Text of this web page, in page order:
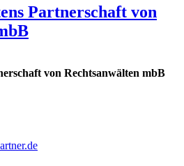
Partnerschaft von
von Rechtsanwälten mbB